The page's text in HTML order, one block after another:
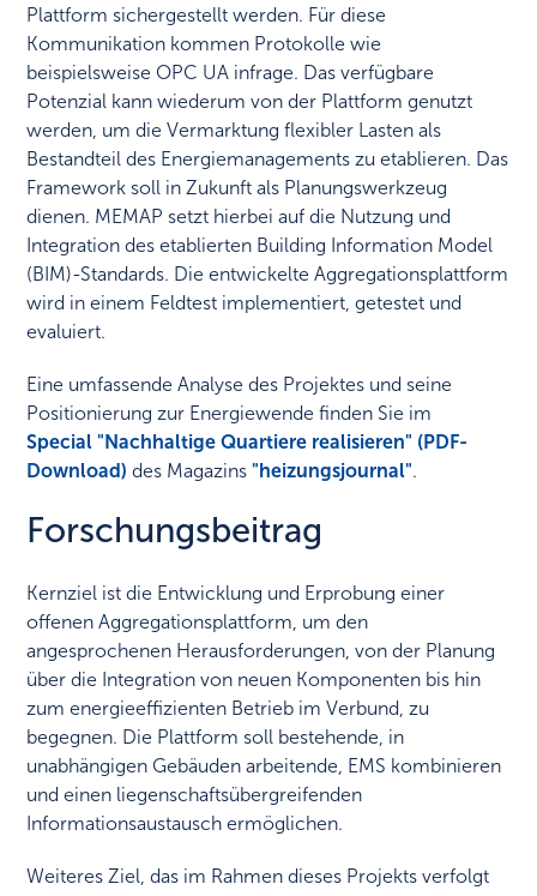
Plattform sichergestellt werden. Für diese
Kommunikation kommen Protokolle wie
beispielsweise OPC UA infrage. Das verfügbare
Potenzial kann wiederum von der Plattform genutzt
werden, um die Vermarktung flexibler Lasten als
Bestandteil des Energiemanagements zu etablieren. Das
Framework soll in Zukunft als Planungswerkzeug
dienen. MEMAP setzt hierbei auf die Nutzung und
Integration des etablierten Building Information Model
(BIM)-Standards. Die entwickelte Aggregationsplattform
wird in einem Feldtest implementiert, getestet und
evaluiert.
Eine umfassende Analyse des Projektes und seine
Positionierung zur Energiewende finden Sie im
Special "Nachhaltige Quartiere realisieren" (PDF-
Download) des Magazins"heizungsjournal".
Forschungsbeitrag
Kernziel ist die Entwicklung und Erprobung einer
offenen Aggregationsplattform, um den
angesprochenen Herausforderungen, von der Planung
über die Integration von neuen Komponenten bis hin
zum energieeffizienten Betrieb im Verbund, zu
begegnen. Die Plattform soll bestehende, in
unabhängigen Gebäuden arbeitende, EMS kombinieren
und einen liegenschaftsübergreifenden
Informationsaustausch ermöglichen.
Weiteres Ziel, das im Rahmen dieses Projekts verfolgt